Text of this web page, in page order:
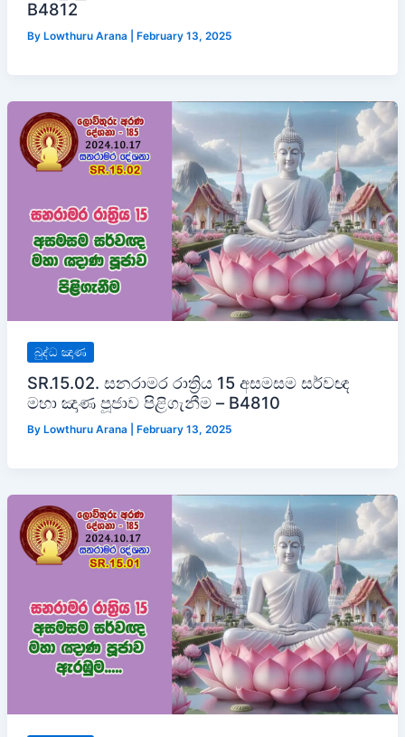
B4812
By Lowthuru Arana February 13, 2025
බුද්ධ ඤාණ
SR.15.02. සනරාමර රාත්‍රිය 15 අසමසම සර්වඥ
මහා ඤාණ පූජාව පිළිගැනීම – B4810
By Lowthuru Arana February 13, 2025